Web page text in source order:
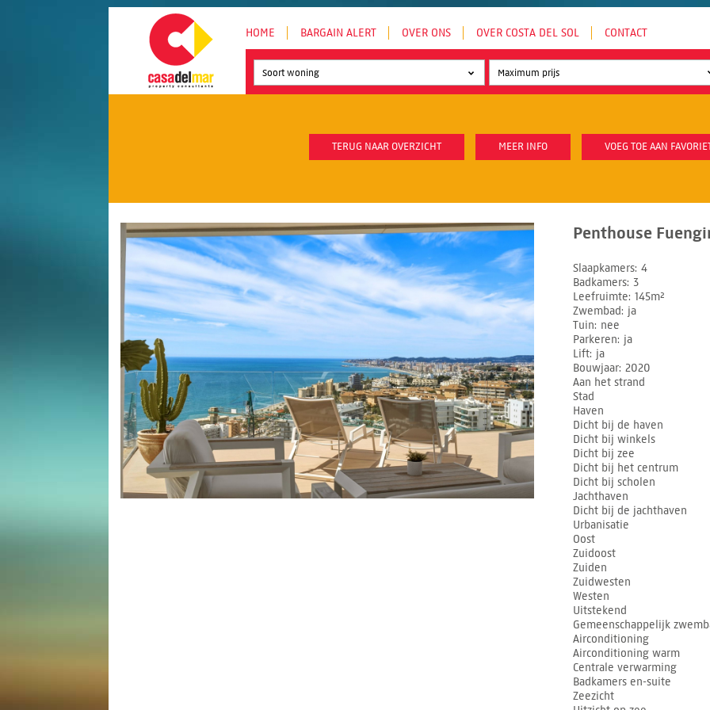
HOME BARGAIN ALERT OVER ONS OVER COSTA DEL SOL CONTACT
Soort woning
TERUG NAAR OVERZICHT MEER INFO VOEG TOE AAN
Penthouse
Slaapkamers 4
Badkamers 3
Leefruimte 145m²
Zwembad
ja
Tuin nee
Parkeren ja
Lift ja
Bouwjaar 2020
Aan het strand
Stad
Haven
Dicht bij de haven
Dicht bij winkels
Dicht bij zee
Dicht bij het centrum
Dicht bij scholen
Jachthaven
Dicht bij de jachthaven
Urbanisatie
Oost
Zuidoost
Zuiden
Zuidwesten
Westen
Uitstekend
Gemeenschappelijk
Airconditioning
Airconditioning warm
Centrale verwarming
Badkamers en-suite
Zeezicht